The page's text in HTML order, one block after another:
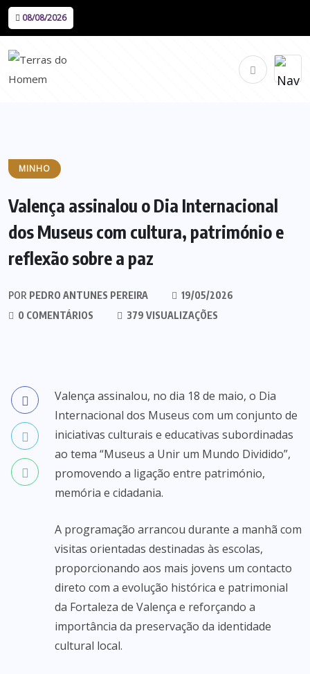
08/08/2026
MINHO
Valença assinalou o Dia Internacional
dos Museus com cultura, património e
reflexão sobre a paz
POR PEDRO ANTUNES PEREIRA
19/05/2026
0 COMENTÁRIOS
379 VISUALIZAÇÕES
Valença assinalou, no dia 18 de maio, o Dia
Internacional dos Museus com um conjunto de
iniciativas culturais e educativas subordinadas
ao tema “Museus a Unir um Mundo Dividido”,
promovendo a ligação entre património,
memória e cidadania.
A programação arrancou durante a manhã com
visitas orientadas destinadas às escolas,
proporcionando aos mais jovens um contacto
direto com a evolução histórica e patrimonial
da Fortaleza de Valença e reforçando a
importância da preservação da identidade
cultural local.